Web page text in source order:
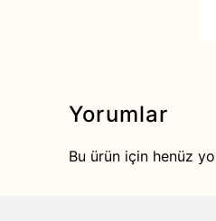
Yorumlar
Bu ürün için henüz